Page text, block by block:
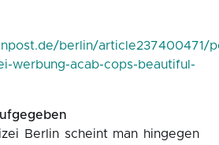
berlin/article237400471/
werbung-acab-cops-beautiful-
Berlin scheint man hingegen